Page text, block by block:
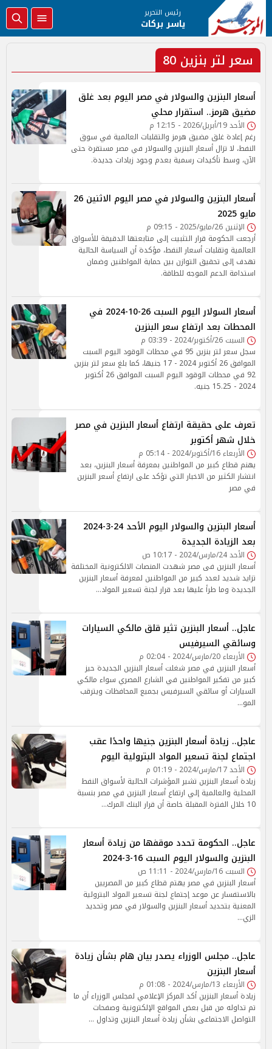
رئيس التحرير
ياسر بركات
سعر لتر بنزين 80
أسعار البنزين والسولار في مصر اليوم بعد غلق
مضيق هرمز.. استقرار محلي
الأحد 19/أبريل/2026 - 12:15 م
رغم إعادة غلق مضيق هرمز والتقلبات العالمية في سوق
النفط، لا تزال أسعار البنزين والسولار في مصر مستقرة حتى
الآن، وسط تأكيدات رسمية بعدم وجود زيادات جديدة.
أسعار البنزين والسولار في مصر اليوم الاثنين 26
مايو 2025
الإثنين 26/مايو/2025 - 09:15 م
أرجعت الحكومة قرار التثبيت إلى متابعتها الدقيقة للأسواق
العالمية وتقلبات أسعار النفط، مؤكدة أن السياسة الحالية
تهدف إلى تحقيق التوازن بين حماية المواطنين وضمان
استدامة الدعم الموجه للطاقة.
أسعار السولار اليوم السبت 26-10-2024 في
المحطات بعد ارتفاع سعر البنزين
السبت 26/أكتوبر/2024 - 03:39 م
سجل سعر لتر بنزين 95 في محطات الوقود اليوم السبت
الموافق 26 أكتوبر 2024 - 17 جنيها، كما بلغ سعر لتر بنزين
92 في محطات الوقود اليوم السبت الموافق 26 أكتوبر
2024 - 15.25 جنيه.
تعرف على حقيقة ارتفاع أسعار البنزين في مصر
خلال شهر أكتوبر
الأربعاء 16/أكتوبر/2024 - 05:14 م
يهنم قطاع كبير من المواطنين بمعرفة أسعار البنزين، بعد
انتشار الكثير من الاخبار التي تؤكد على ارتفاع أسعر البنزين
في مصر
أسعار البنزين والسولار اليوم الأحد 24-3-2024
بعد الزيادة الجديدة
الأحد 24/مارس/2024 - 10:17 ص
أسعار البنزين فى مصر شهدت المنصات الالكترونية المختلفة
تزايد شديد لعدد كبير من المواطنين لمعرفة أسعار البنزين
الجديدة وما طرأ عليها بعد قرار لجنة تسعير المواد…
عاجل.. أسعار البنزين تثير قلق مالكي السيارات
وسائقي السيرفيس
الأربعاء 20/مارس/2024 - 02:04 م
أسعار البنزين في مصر شغلت أسعار البنزين الجديدة حيز
كبير من تفكير المواطنين في الشارع المصري سواء مالكي
السيارات أو سائقي السيرفيس بجميع المحافظات ويترقب
المو…
عاجل.. زيادة أسعار البنزين جنيها واحدًا عقب
اجتماع لجنة تسعير المواد البترولية اليوم
الأحد 17/مارس/2024 - 01:19 م
زيادة أسعار البنزين تشير المؤشرات الحالية لأسواق النفط
المحلية والعالمية إلي ارتفاع أسعار البنزين في مصر بنسبة
10 خلال الفترة المقبلة خاصة أن قرار البنك المرك…
عاجل.. الحكومة تحدد موقفها من زيادة أسعار
البنزين والسولار اليوم السبت 16-3-2024
السبت 16/مارس/2024 - 11:11 ص
أسعار البنزين في مصر يهتم قطاع كبير من المصريين
بالاستفسار عن موعد إجتماع لجنة تسعير المواد البترولية
المعنية بتحديد أسعار البنزين والسولار في مصر وتحديد
الزي…
عاجل.. مجلس الوزراء يصدر بيان هام بشأن زيادة
أسعار البنزين
الأربعاء 13/مارس/2024 - 01:08 م
زيادة أسعار البنزين أكد المركز الإعلامي لمجلس الوزراء أن ما
تم تداوله من قبل بعض المواقع الإلكترونية وصفحات
التواصل الاجتماعى بشأن زيادة أسعار البنزين وتداول …